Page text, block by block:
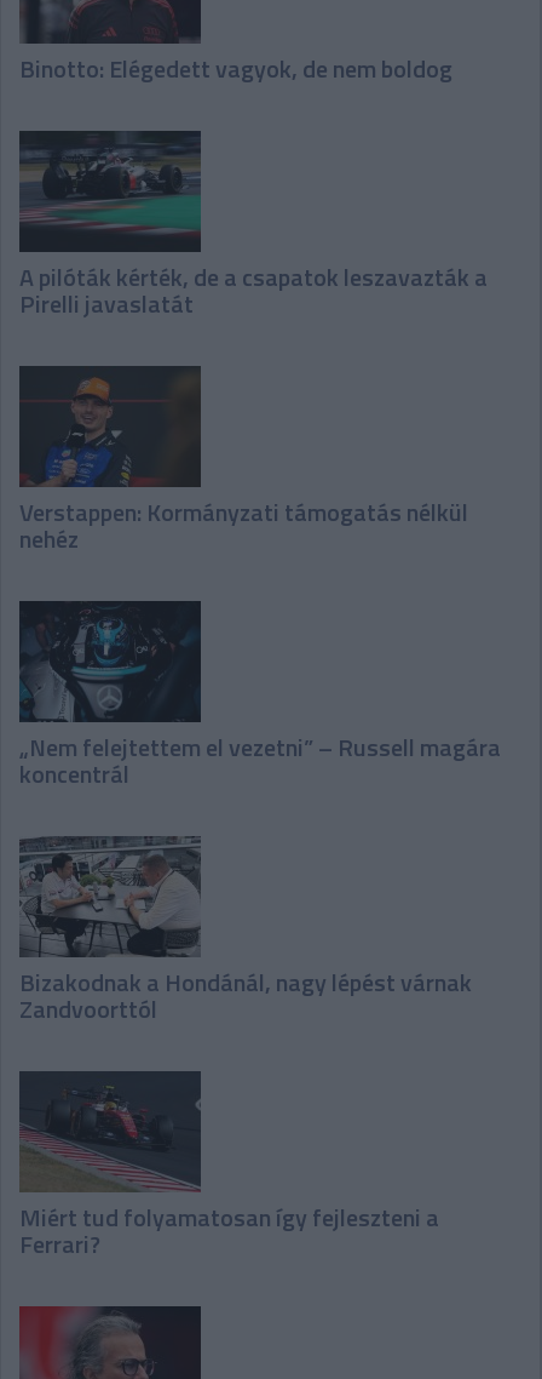
Binotto: Elégedett vagyok, de nem boldog
A pilóták kérték, de a csapatok leszavazták a
Pirelli javaslatát
Verstappen: Kormányzati támogatás nélkül
nehéz
„Nem felejtettem el vezetni” – Russell magára
koncentrál
Bizakodnak a Hondánál, nagy lépést várnak
Zandvoorttól
Miért tud folyamatosan így fejleszteni a
Ferrari?